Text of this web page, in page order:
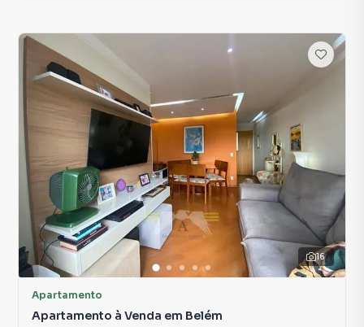
16
Apartamento
Apartamento à Venda em Belém